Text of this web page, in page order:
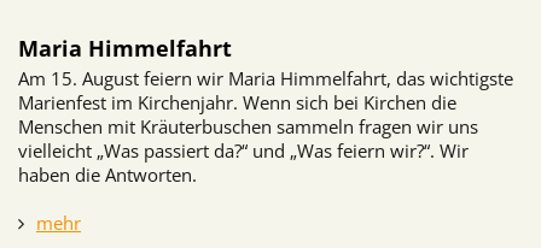
Maria Himmelfahrt
Am 15. August feiern wir Maria Himmelfahrt, das wichtigste
Marienfest im Kirchenjahr. Wenn sich bei Kirchen die
Menschen mit Kräuterbuschen sammeln fragen wir uns
vielleicht „Was passiert da?“ und „Was feiern wir?“. Wir
haben die Antworten.
mehr